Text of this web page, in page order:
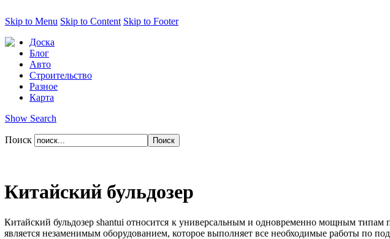
Skip to Menu Skip to Content Skip to Footer
Доска
Блог
Авто
Строительство
Разное
Карта
Show Search
Поиск
Китайский бульдозер
Китайский бульдозер shantui относится к универсальным и одновременно мощным
является незаменимым оборудованием, которое выполняет все необходимые работы по